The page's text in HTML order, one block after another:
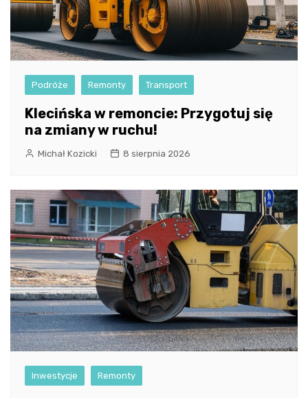
Podróże Remonty Transport
Klecińska w remoncie: Przygotuj się
na zmiany w ruchu!
Michał Kozicki 8 sierpnia 2026
Inwestycje Remonty